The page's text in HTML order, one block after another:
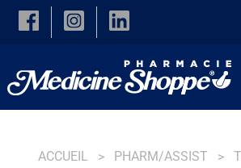
Skip to main content
ACCUEIL PHARM/ASSIST